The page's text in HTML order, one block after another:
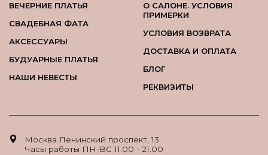
ВЕЧЕРНИЕ ПЛАТЬЯ
СВАДЕБНАЯ ФАТА
АКСЕССУАРЫ
БУДУАРНЫЕ ПЛАТЬЯ
НАШИ НЕВЕСТЫ
О САЛОНЕ. УСЛОВИЯ
ПРИМЕРКИ
УСЛОВИЯ ВОЗВРАТА
ДОСТАВКА И ОПЛАТА
БЛОГ
РЕКВИЗИТЫ
Москва Ленинский проспект, 13
Часы работы ПН-ВС 11.00 - 21.00